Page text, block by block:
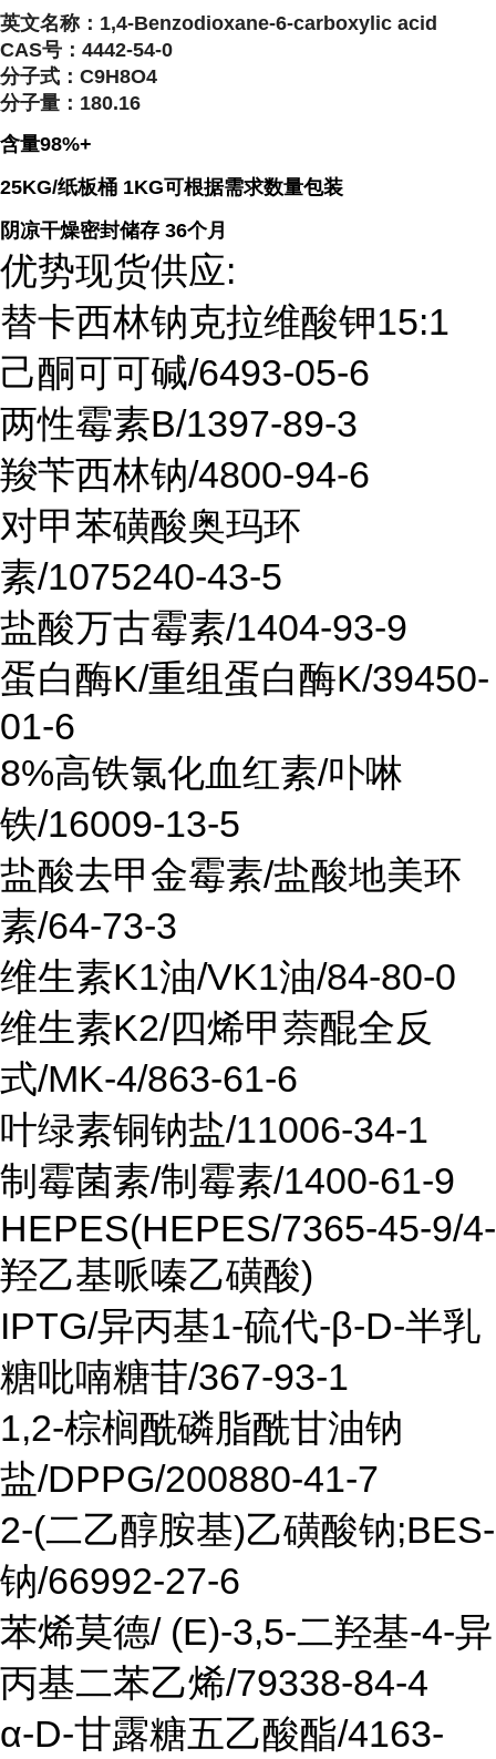
英文名称： 1,4-Benzodioxane-6-carboxylic acid
CAS号： 4442-54-0
分子式： C9H8O4
分子量： 180.16
含量98%+
25KG/纸板桶 1KG可根据需求数量包装
阴凉干燥密封储存 36个月
优势现货供应:
替卡西林钠克拉维酸钾15:1
己酮可可碱/6493-05-6
两性霉素B/1397-89-3
羧苄西林钠/4800-94-6
对甲苯磺酸奥玛环
素/1075240-43-5
盐酸万古霉素/1404-93-9
蛋白酶K/重组蛋白酶K/39450-
01-6
8%高铁氯化血红素/卟啉
铁/16009-13-5
盐酸去甲金霉素/盐酸地美环
素/64-73-3
维生素K1油/VK1油/84-80-0
维生素K2/四烯甲萘醌全反
式/MK-4/863-61-6
叶绿素铜钠盐/11006-34-1
制霉菌素/制霉素/1400-61-9
HEPES(HEPES/7365-45-9/4-
羟乙基哌嗪乙磺酸)
IPTG/异丙基1-硫代-β-D-半乳
糖吡喃糖苷/367-93-1
1,2-棕榈酰磷脂酰甘油钠
盐/DPPG/200880-41-7
2-(二乙醇胺基)乙磺酸钠;BES-
钠/66992-27-6
苯烯莫德/ (E)-3,5-二羟基-4-异
丙基二苯乙烯/79338-84-4
α-D-甘露糖五乙酸酯/4163-